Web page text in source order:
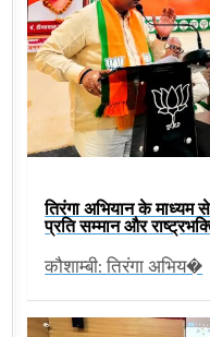
तिरंगा अभियान के
प्रति सम्मान और
कौशाम्बी: तिरंगा अभिय�